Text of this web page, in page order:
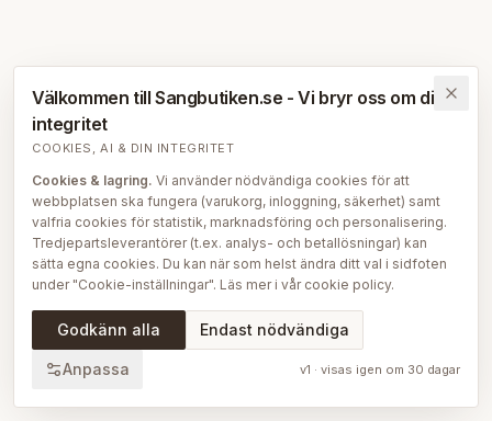
Välkommen till Sangbutiken.se - Vi bryr oss om din
integritet
COOKIES, AI & DIN INTEGRITET
Cookies & lagring. Vi använder nödvändiga cookies för att
webbplatsen ska fungera (varukorg, inloggning, säkerhet) samt
valfria cookies för statistik, marknadsföring och personalisering.
Tredjepartsleverantörer (t.ex. analys- och betallösningar) kan
sätta egna cookies. Du kan när som helst ändra ditt val i sidfoten
under "Cookie-inställningar". Läs mer i vår cookie policy.
AI på Sängbutiken.För att ge dig en bättre upplevelse använder
vi delvis AI-teknik — bl.a. för smartare sök- och
att skapa, översätta och redigera delar av vårt redaktionella
Godkänn alla Endast nödvändiga
Anpassa v1 · visas igen om 30 dagar